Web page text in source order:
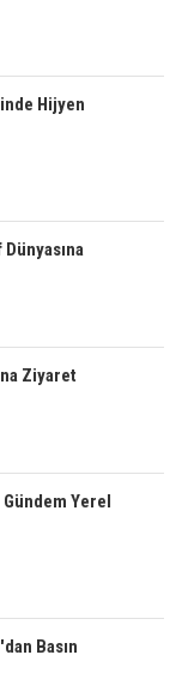
Hijyen
Ziyaret
Gündem Yerel
Basın